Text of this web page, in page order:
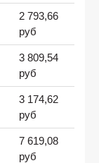
2 793,66
руб
3 809,54
руб
3 174,62
руб
7 619,08
руб